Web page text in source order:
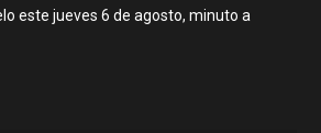
este jueves 6 de agosto, minuto a